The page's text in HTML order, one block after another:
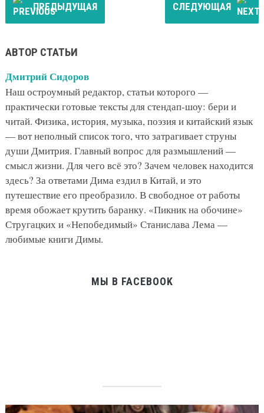
ПРЕДЫДУЩАЯ СЛЕДУЮЩАЯ
АВТОР СТАТЬИ
Дмитрий Сидоров
Наш остроумный редактор, статьи которого —
практически готовые тексты для стендап-шоу: бери и
читай. Физика, история, музыка, поэзия и китайский язык
— вот неполный список того, что затрагивает струны
души Дмитрия. Главный вопрос для размышлений —
смысл жизни. Для чего всё это? Зачем человек находится
здесь? За ответами Дима ездил в Китай, и это
путешествие его преобразило. В свободное от работы
время обожает крутить баранку. «Пикник на обочине»
Стругацких и «Непобедимый» Станислава Лема —
любимые книги Димы.
МЫ В FACEBOOK